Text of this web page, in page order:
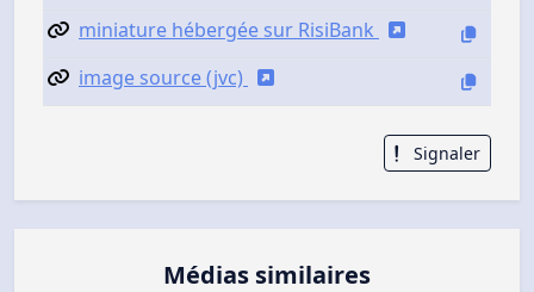
miniature hébergée sur RisiBank
image source (jvc)
Signaler
Médias similaires